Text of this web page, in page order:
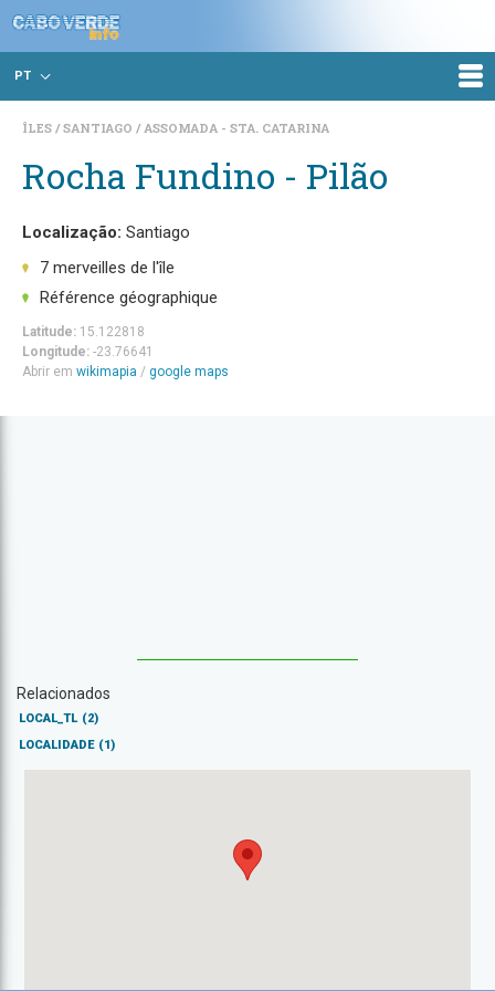
PT
ÎLES SANTIAGO ASSOMADA - STA. CATARINA
Rocha Fundino - Pilão
Localização: Santiago
7 merveilles de l'île
Référence géographique
Latitude: 15.122818
Longitude: -23.76641
Abrir em wikimapia / google maps
Relacionados
LOCAL_TL (2)
LOCALIDADE (1)